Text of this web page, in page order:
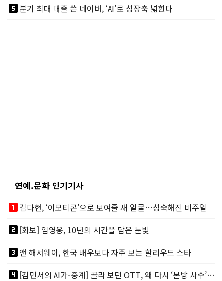
looks_5분기 최대 매출 쓴 네이버, ‘AI’로 성장축 넓힌다
연예.문화 인기기사
looks_one김다현, ‘이모티콘’으로 보여줄 새 얼굴…성숙해진 비주얼
looks_two[화보] 임영웅, 10년의 시간을 담은 눈빛
looks_3앤 해서웨이, 한국 배우보다 자주 보는 할리우드 스타
looks_4
[김민서의 AI가-중계] 골라 보던 OTT, 왜 다시 ‘본방 사수’를 부르나